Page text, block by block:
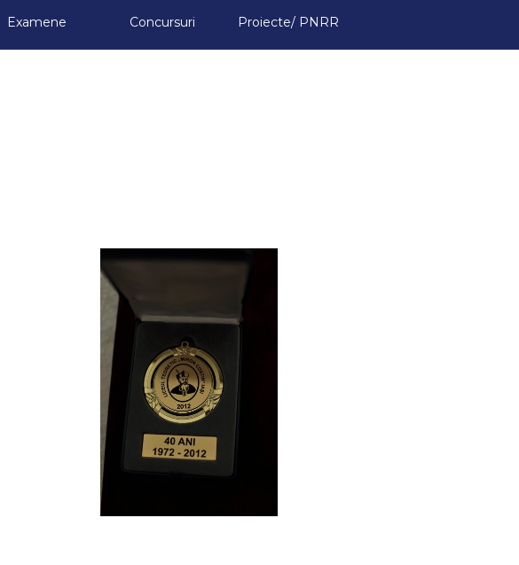
▼
Examene ▼
Concursuri ▼
Proiecte/ PNRR